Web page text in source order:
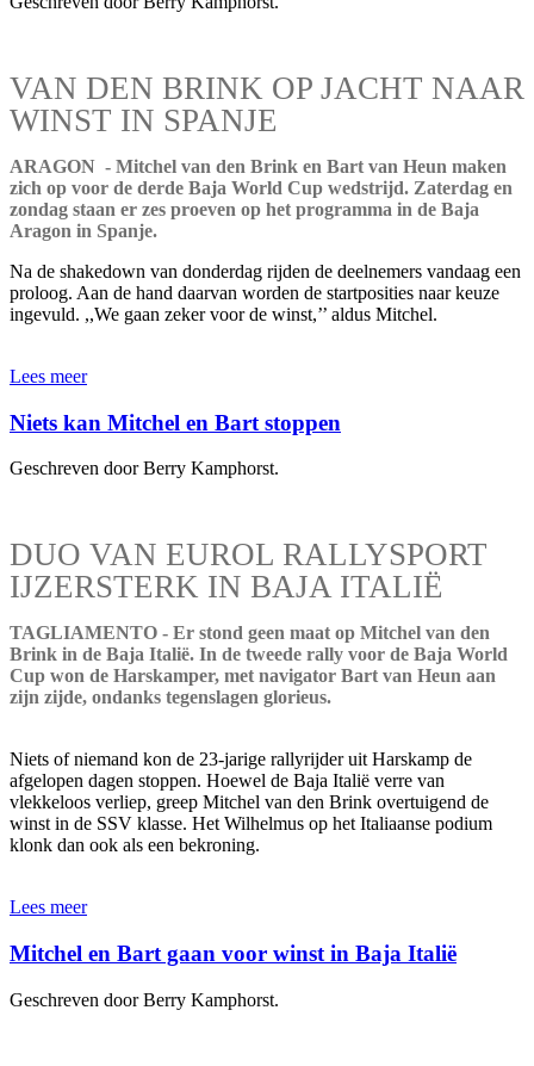
VAN DEN BRINK OP JACHT NAAR
WINST IN SPANJE
ARAGON - Mitchel van den Brink en Bart van Heun maken
zich op voor de derde Baja World Cup wedstrijd. Zaterdag en
zondag staan er zes proeven op het programma in de Baja
Aragon in Spanje.
Na de shakedown van donderdag rijden de deelnemers vandaag een
proloog. Aan de hand daarvan worden de startposities naar keuze
ingevuld. ,,We gaan zeker voor de winst,’’ aldus Mitchel.
Lees meer
Niets kan Mitchel en Bart stoppen
Geschreven door Berry Kamphorst.
DUO VAN EUROL RALLYSPORT
IJZERSTERK IN BAJA ITALIË
TAGLIAMENTO - Er stond geen maat op Mitchel van den
Brink in de Baja Italië. In de tweede rally voor de Baja World
Cup won de Harskamper, met navigator Bart van Heun aan
zijn zijde, ondanks tegenslagen glorieus.
Niets of niemand kon de 23-jarige rallyrijder uit Harskamp de
afgelopen dagen stoppen. Hoewel de Baja Italië verre van
vlekkeloos verliep, greep Mitchel van den Brink overtuigend de
winst in de SSV klasse. Het Wilhelmus op het Italiaanse podium
klonk dan ook als een bekroning.
Lees meer
Mitchel en Bart gaan voor winst in Baja Italië
Geschreven door Berry Kamphorst.